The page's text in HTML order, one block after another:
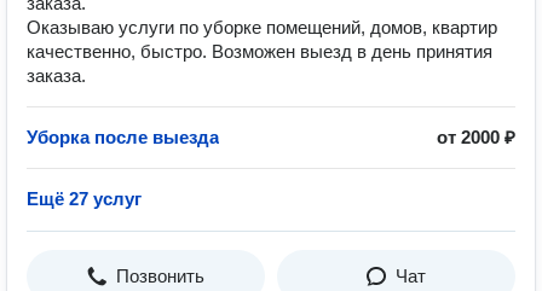
Оказываю услуги по уборке помещений, домов, квартир
качественно, быстро. Возможен выезд в день принятия
заказа.
Уборка после выезда от 2000 ₽
Ещё 27 услуг
Позвонить Чат